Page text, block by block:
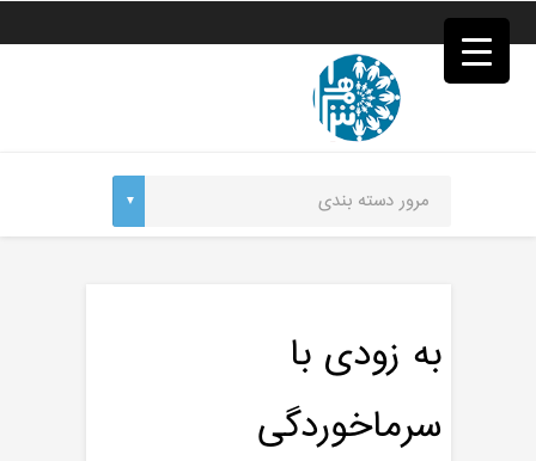
فصد
خون
تهران
به زودی با
سرماخوردگی